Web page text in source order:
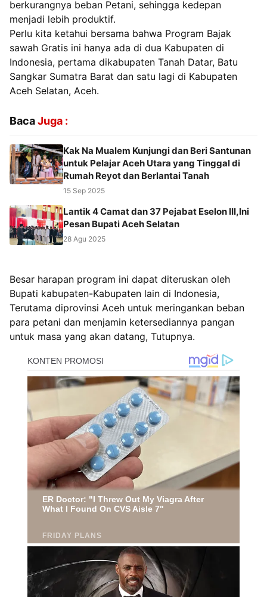
berkurangnya beban Petani, sehingga kedepan
menjadi lebih produktif.
Perlu kita ketahui bersama bahwa Program Bajak
sawah Gratis ini hanya ada di dua Kabupaten di
Indonesia, pertama dikabupaten Tanah Datar, Batu
Sangkar Sumatra Barat dan satu lagi di Kabupaten
Aceh Selatan, Aceh.
BacaJuga :
Kak Na Mualem Kunjungi dan Beri Santunan
untuk Pelajar Aceh Utara yang Tinggal di
Rumah Reyot dan Berlantai Tanah
15 Sep 2025
Lantik 4 Camat dan 37 Pejabat Eselon III,Ini
Pesan Bupati Aceh Selatan
28 Agu 2025
Besar harapan program ini dapat diteruskan oleh
Bupati kabupaten-Kabupaten lain di Indonesia,
Terutama diprovinsi Aceh untuk meringankan beban
para petani dan menjamin ketersediannya pangan
untuk masa yang akan datang, Tutupnya.